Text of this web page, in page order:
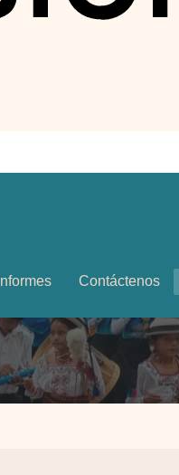
Informes Contáctenos